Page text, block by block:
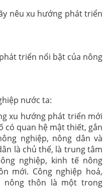
nêu xu hướng phát triển
triển nổi bật của nông
nước ta:
xu hướng phát triển mới
có quan hệ mật thiết, gắn
nghiệp, nông dân và
là chủ thể, là trung tâm
nghiệp, kinh tế nông
mới. Công nghiệp hoá,
nông thôn là một trong